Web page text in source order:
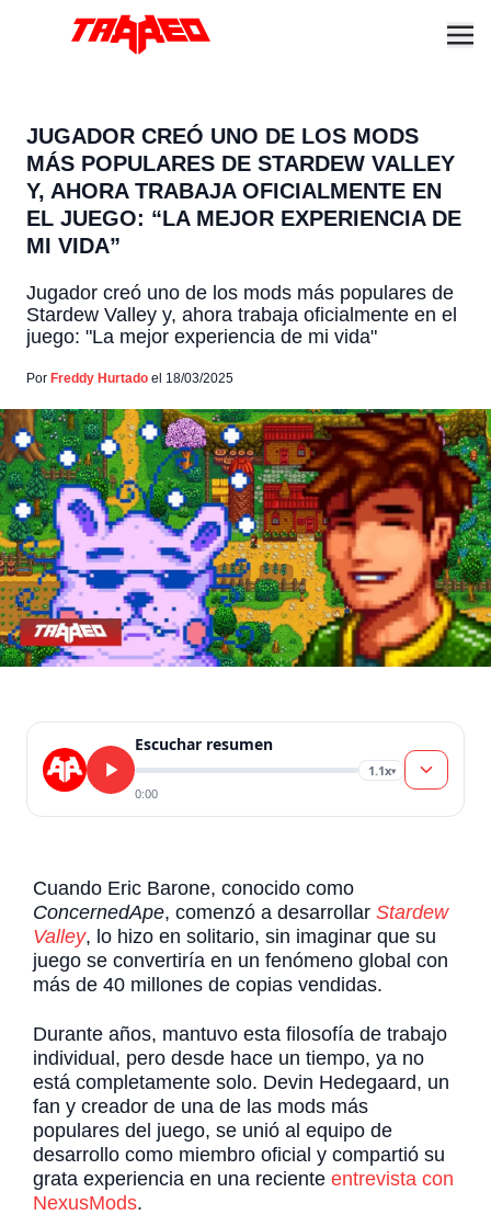
JUGADOR CREÓ UNO DE LOS MODS
MÁS POPULARES DE STARDEW VALLEY
Y, AHORA TRABAJA OFICIALMENTE EN
EL JUEGO: “LA MEJOR EXPERIENCIA DE
MI VIDA”
Jugador creó uno de los mods más populares de
Stardew Valley y, ahora trabaja oficialmente en el
juego: "La mejor experiencia de mi vida"
Por Freddy Hurtado el 18/03/2025
Escuchar resumen
1.1x▾
0:00
Cuando Eric Barone, conocido como
ConcernedApe, comenzó a desarrollar Stardew
Valley, lo hizo en solitario, sin imaginar que su
juego se convertiría en un fenómeno global con
más de 40 millones de copias vendidas.
Durante años, mantuvo esta filosofía de trabajo
individual, pero desde hace un tiempo, ya no
está completamente solo. Devin Hedegaard, un
fan y creador de una de las mods más
populares del juego, se unió al equipo de
desarrollo como miembro oficial y compartió su
grata experiencia en una reciente entrevista con
NexusMods.